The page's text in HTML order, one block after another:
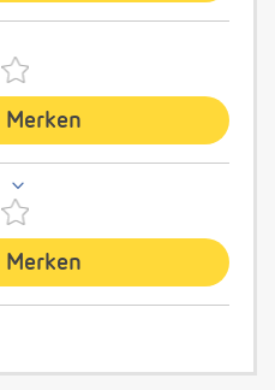
Merken
Merken